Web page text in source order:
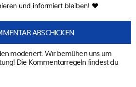
und informiert bleiben! ♥
moderiert. Wir bemühen uns um
Die Kommentarregeln findest du